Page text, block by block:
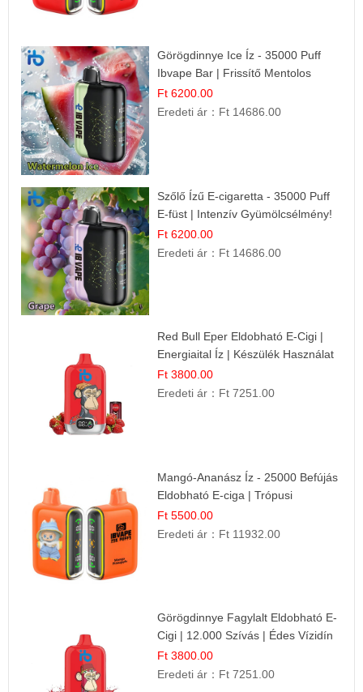
Görögdinnye Ice Íz - 35000 Puff
Ibvape Bar | Frissítő Mentolos
Élmény!
Ft 6200.00
Eredeti ár： Ft 14686.00
Szőlő Ízű E-cigaretta - 35000 Puff
E-füst | Intenzív Gyümölcsélmény!
Ft 6200.00
Eredeti ár： Ft 14686.00
Red Bull Eper Eldobható E-Cigi |
Energiaital Íz | Készülék Használat
Ft 3800.00
Eredeti ár： Ft 7251.00
Mangó-Ananász Íz - 25000 Befújás
Eldobható E-ciga | Trópusi
Gyümölcs Élmény!
Ft 5500.00
Eredeti ár： Ft 11932.00
Görögdinnye Fagylalt Eldobható E-
Cigi | 12.000 Szívás | Édes Vízidín
Íz
Ft 3800.00
Eredeti ár： Ft 7251.00